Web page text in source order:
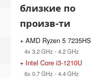
близкие по
произв-ти
+ AMD Ryzen 5 7235HS
4x 3.2 GHz - 4.2 GHz
+ Intel Core i3-1210U
6x 0.7 GHz - 4.4 GHz